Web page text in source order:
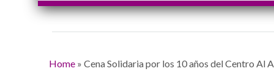
Home» Cena Solidaria por los 10 años del Centro Al